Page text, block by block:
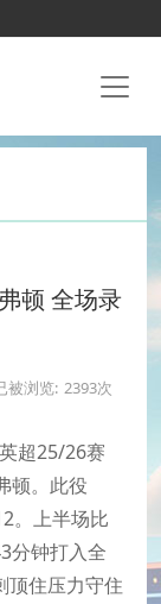
顿 全场录
被浏览: 2393次
超25/26赛
顿。此役
。上半场比
分钟打入全
顶住压力守住